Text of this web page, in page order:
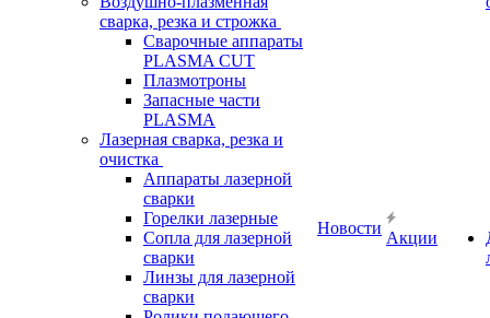
сварка, резка и строжка
Сварочные аппараты
PLASMA CUT
Плазмотроны
Запасные части
PLASMA
Лазерная сварка, резка и
очистка
Аппараты лазерной
сварки
Горелки лазерные
Сопла для лазерной
сварки
Линзы для лазерной
сварки
Новости
Акции